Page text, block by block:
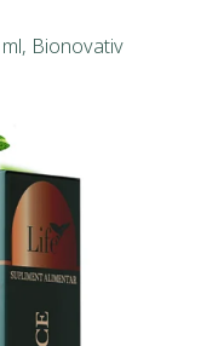
Bionovativ